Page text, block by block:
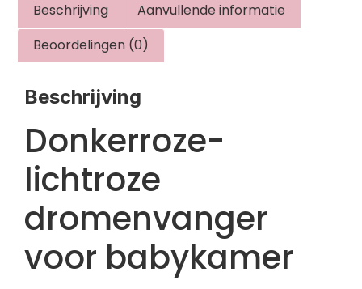
Beschrijving
Aanvullende informatie
Beoordelingen (0)
Beschrijving
Donkerroze-
lichtroze
dromenvanger
voor babykamer